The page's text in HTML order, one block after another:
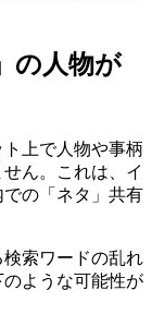
の人物が
上で人物や事柄
ん。これは、イ
の「ネタ」共有
索ワードの乱れ
ような可能性が